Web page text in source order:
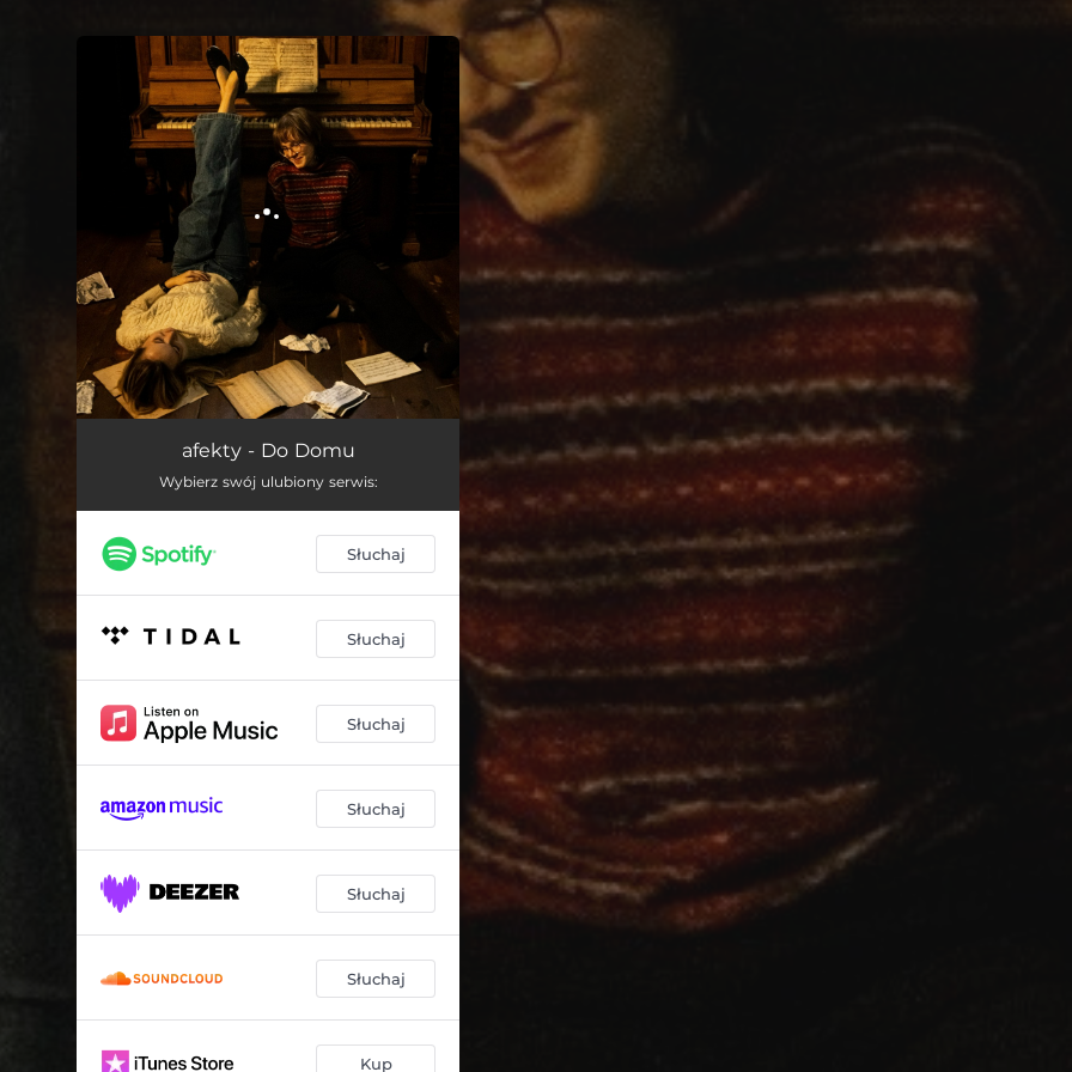
You're all set!
Do Domuafekty - Do Domu
Wybierz swój ulubiony serwis:
Słuchaj
Słuchaj
Słuchaj
Słuchaj
Słuchaj
Słuchaj
Kup